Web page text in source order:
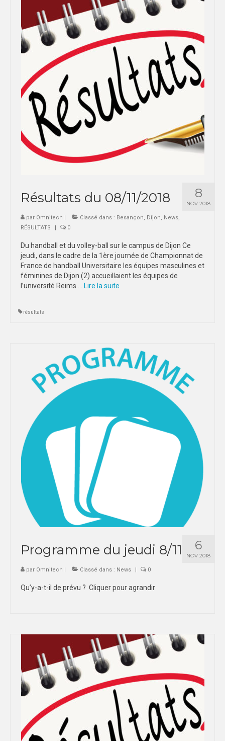
8
NOV 2018
Résultats du 08/11/2018
par Omnitech | Classé dans : Besançon, Dijon, News,
RÉSULTATS
| 0
Du handball et du volley-ball sur le campus de Dijon Ce
jeudi, dans le cadre de la 1ère journée de Championnat de
France de handball Universitaire les équipes masculines et
féminines de Dijon (2) accueillaient les équipes de
l’université Reims …
Lire la suite­­
résultats
6
NOV 2018
Programme du jeudi 8/11
par Omnitech | Classé dans : News | 0
Qu’y-a-t-il de prévu ? Cliquer pour agrandir